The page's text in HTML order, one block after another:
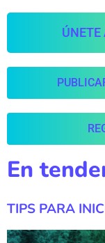
En
TIPS PARA